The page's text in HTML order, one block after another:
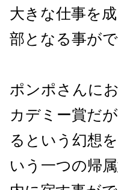
大きな仕事を
部となる事がで
ポンポさんに
カデミー賞だ
るという幻想
いう一つの帰